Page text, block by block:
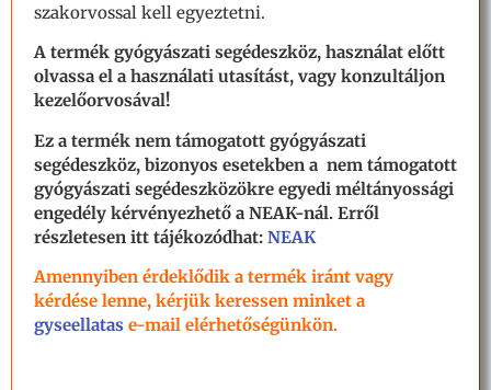
szakorvossal kell egyeztetni.
A termék gyógyászati segédeszköz, használat előtt
olvassa el a használati utasítást, vagy konzultáljon
kezelőorvosával!
Ez a termék nem támogatott gyógyászati
segédeszköz, bizonyos esetekben a nem támogatott
gyógyászati segédeszközökre egyedi méltányossági
engedély kérvényezhető a NEAK-nál. Erről
részletesen itt tájékozódhat: NEAK
Amennyiben érdeklődik a termék iránt vagy
kérdése lenne, kérjük keressen minket a
gyseellatas e-mail elérhetőségünkön.